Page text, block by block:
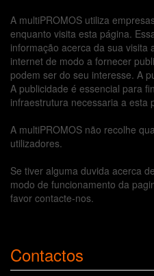
A multiPROMOS utiliza
enquanto visita esta página.
informação acerca da sua visita
internet de modo a fornecer
podem ser do seu interesse. A
A publicidade é essencial para
infraestrutura necessaria a esta
A multiPROMOS não recolhe
utilizadores.
Se tiver alguma duvida acerca
modo de funcionamento da
favor contacte-nos.
Contactos